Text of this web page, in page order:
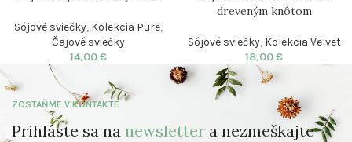
Sójové sviečky, Kolekcia Pure,
Čajové sviečky
14,00€
dreveným knôtom
Sójové sviečky, Kolekcia Velvet
18,00€
ZOSTAŇME V KONTAKTE
Prihláste sa na newsletter a nezmeškajte